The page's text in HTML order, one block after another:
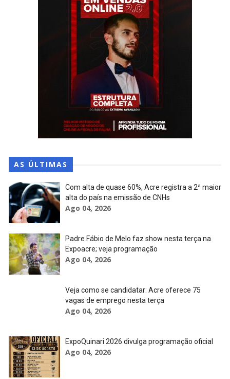
AS ÚLTIMAS
Com alta de quase 60%, Acre registra a 2ª maior
alta do país na emissão de CNHs
Ago 04, 2026
Padre Fábio de Melo faz show nesta terça na
Expoacre; veja programação
Ago 04, 2026
Veja como se candidatar: Acre oferece 75
vagas de emprego nesta terça
Ago 04, 2026
ExpoQuinari 2026 divulga programação oficial
Ago 04, 2026